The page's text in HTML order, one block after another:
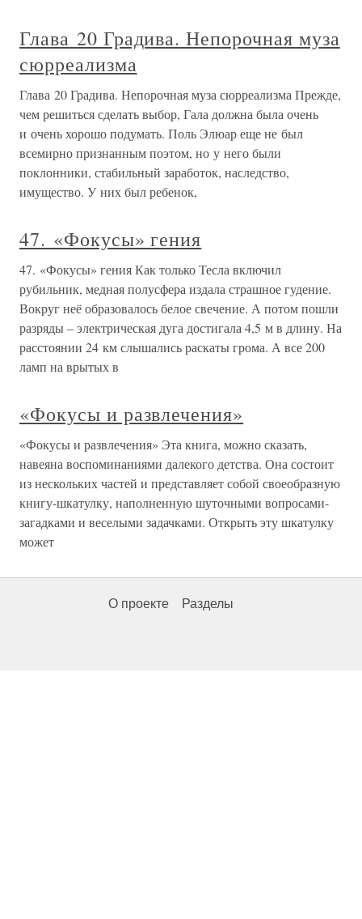
Глава 20 Градива. Непорочная муза
сюрреализма
Глава 20 Градива. Непорочная муза сюрреализма Прежде,
чем решиться сделать выбор, Гала должна была очень
и очень хорошо подумать. Поль Элюар еще не был
всемирно признанным поэтом, но у него были
поклонники, стабильный заработок, наследство,
имущество. У них был ребенок,
47. «Фокусы» гения
47. «Фокусы» гения Как только Тесла включил
рубильник, медная полусфера издала страшное гудение.
Вокруг неё образовалось белое свечение. А потом пошли
разряды – электрическая дуга достигала 4,5 м в длину. На
расстоянии 24 км слышались раскаты грома. А все 200
ламп на врытых в
«Фокусы и развлечения»
«Фокусы и развлечения» Эта книга, можно сказать,
навеяна воспоминаниями далекого детства. Она состоит
из нескольких частей и представляет собой своеобразную
книгу-шкатулку, наполненную шуточными вопросами-
загадками и веселыми задачками. Открыть эту шкатулку
может
О проекте Разделы